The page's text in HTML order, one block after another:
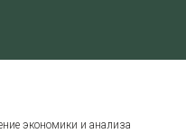
экономики и анализа